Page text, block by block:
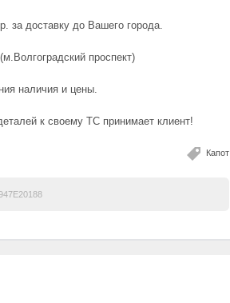
за доставку до Вашего города.
проспект)
наличия и цены.
к своему ТС принимает клиент!
Капот